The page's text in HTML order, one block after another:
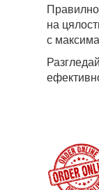
на
с